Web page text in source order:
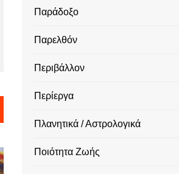
Παράδοξο
Παρελθόν
Περιβάλλον
Περίεργα
Πλανητικά / Αστρολογικά
Ποιότητα Ζωής